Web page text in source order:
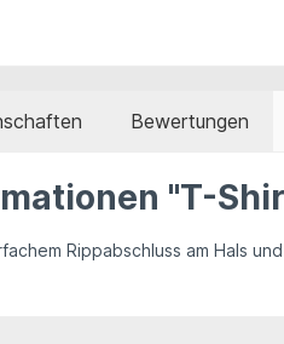
Bewertungen
"T-
Rippabschluss am Hals